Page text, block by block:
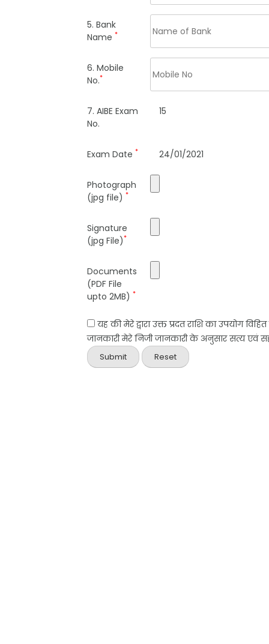
5. Bank
Name *
6. Mobile
No.*
7. AIBE Exam
No.
15
Exam Date * 24/01/2021
Photograph
(jpg file) *
Signature
(jpg File)*
Documents
(PDF File
upto 2MB) *
यह की मेरे द्वारा उक्त प्रदत राशि का उपयोग
जानकारी मेरे निजी जानकारी के अनुसार सत्य एवं